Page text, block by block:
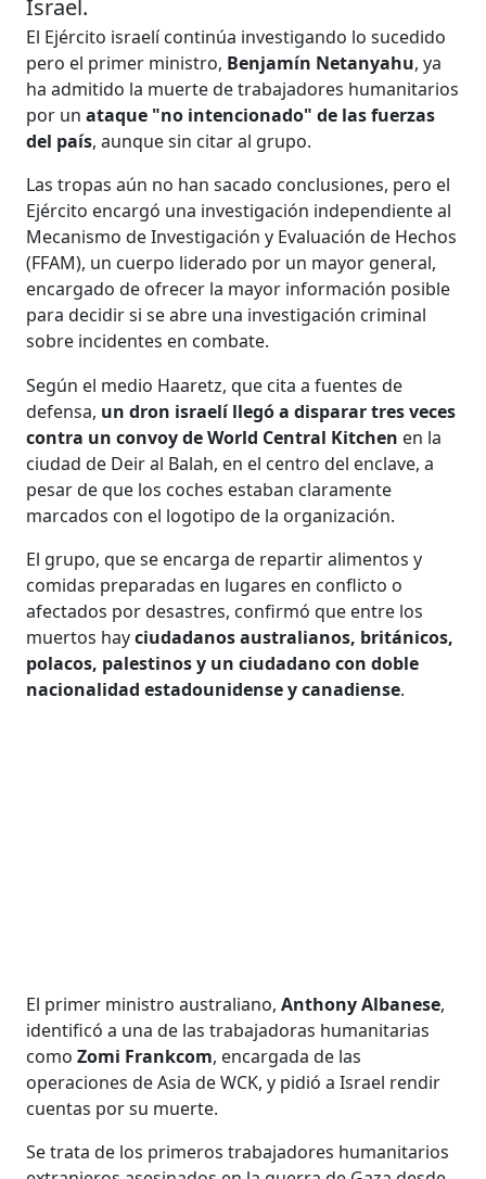
Israel.
El Ejército israelí continúa investigando lo sucedido
pero el primer ministro, Benjamín Netanyahu, ya
ha admitido la muerte de trabajadores humanitarios
por un ataque "no intencionado" de las fuerzas
del país, aunque sin citar al grupo.
Las tropas aún no han sacado conclusiones, pero el
Ejército encargó una investigación independiente al
Mecanismo de Investigación y Evaluación de Hechos
(FFAM), un cuerpo liderado por un mayor general,
encargado de ofrecer la mayor información posible
para decidir si se abre una investigación criminal
sobre incidentes en combate.
Según el medio Haaretz, que cita a fuentes de
defensa, un dron israelí llegó a disparar tres veces
contra un convoy de World Central Kitchen en la
ciudad de Deir al Balah, en el centro del enclave, a
pesar de que los coches estaban claramente
marcados con el logotipo de la organización.
El grupo, que se encarga de repartir alimentos y
comidas preparadas en lugares en conflicto o
afectados por desastres, confirmó que entre los
muertos hayciudadanos australianos, británicos,
polacos, palestinos y un ciudadano con doble
nacionalidad estadounidense y canadiense.
El primer ministro australiano,Anthony Albanese,
identificó a una de las trabajadoras humanitarias
comoZomi Frankcom, encargada de las
operaciones de Asia de WCK, y pidió a Israel rendir
cuentas por su muerte.
Se trata de los primeros trabajadores humanitarios